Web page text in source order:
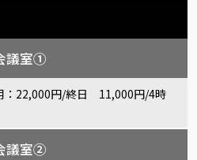
議室①
22,000円/終日 11,000円/4時
議室②